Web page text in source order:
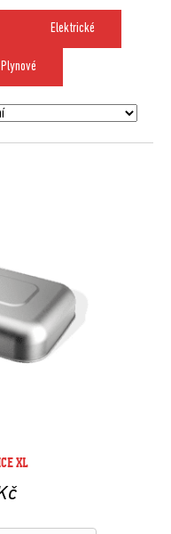
Elektrické
Plynové
XL